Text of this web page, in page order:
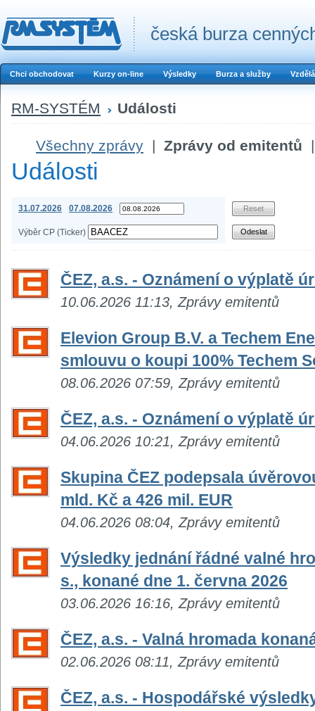
česká burza
Chci obchodovat Kurzy on-line Výsledky Burza a služby
RM-SYSTÉM Události
Všechny zprávy | Zprávy od emitentů |
Události
31.07.2026 07.08.2026
Výběr CP (Ticker)
ČEZ, a.s. - Oznámení o výplatě
10.06.2026 11:13, Zprávy emitentů
Elevion Group B.V. a Techem
smlouvu o koupi 100% Techem
08.06.2026 07:59, Zprávy emitentů
ČEZ, a.s. - Oznámení o výplatě
04.06.2026 10:21, Zprávy emitentů
Skupina ČEZ podepsala
mld. Kč a 426 mil. EUR
04.06.2026 08:04, Zprávy emitentů
Výsledky jednání řádné valné
s., konané dne 1. června 2026
03.06.2026 16:16, Zprávy emitentů
ČEZ, a.s. - Valná hromada
02.06.2026 08:11, Zprávy emitentů
ČEZ, a.s. - Hospodářské